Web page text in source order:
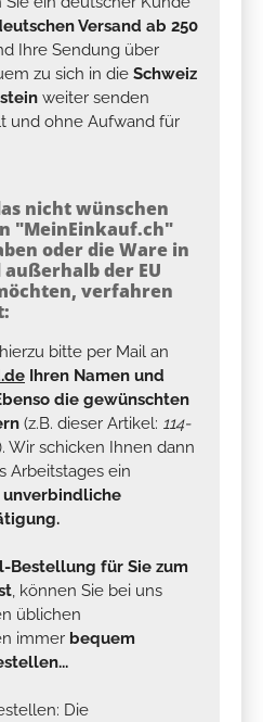
Versand ab 250
Ihre Sendung über
zu sich in die Schweiz
weiter senden
und ohne Aufwand für
nicht wünschen
"MeinEinkauf.ch"
oder die Ware in
der EU
verfahren
bitte per Mail an
Ihren Namen und
die gewünschten
(z.B. dieser Artikel: 114-
Wir schicken Ihnen dann
Arbeitstages ein
Bestellung für Sie zum
, können Sie bei uns
üblichen
immer bequem
Die